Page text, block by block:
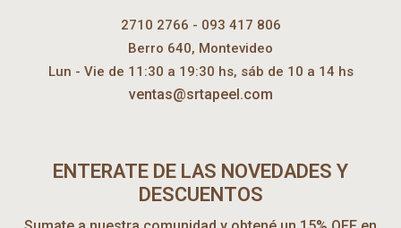
2710 2766 - 093 417 806
Berro 640, Montevideo
Lun - Vie de 11:30 a 19:30 hs, sáb de 10 a 14 hs
ventas@srtapeel.com
ENTERATE DE LAS NOVEDADES Y
DESCUENTOS